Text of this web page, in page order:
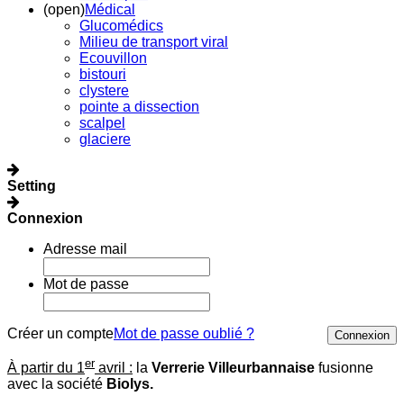
(open)Médical
Glucomédics
Milieu de transport viral
Ecouvillon
bistouri
clystere
pointe a dissection
scalpel
glaciere
Setting
Connexion
Adresse mail
Mot de passe
Créer un compte Connexion
Mot de passe oublié ?
À partir du 1er avril : la Verrerie Villeurbannaise fusionne
avec la société Biolys.